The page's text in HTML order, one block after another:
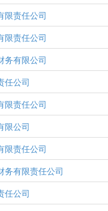
限责任公司
限责任公司
务有限公司
任公司
限责任公司
限公司
限责任公司
务有限责任公司
任公司